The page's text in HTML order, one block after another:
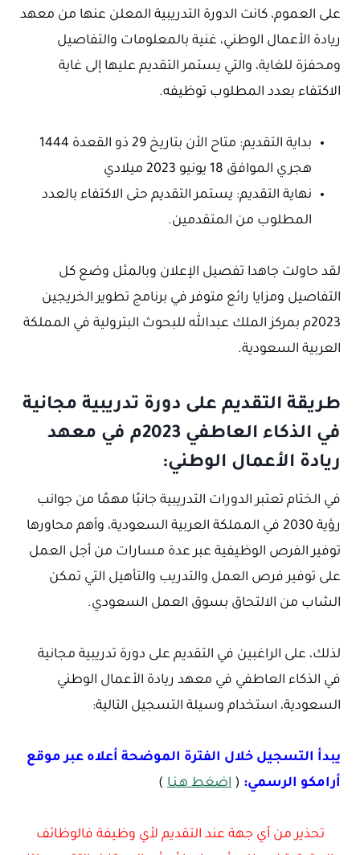
على العموم، كانت الدورة التدريبية المعلن عنها من معهد
ريادة الأعمال الوطني، غنية بالمعلومات والتفاصيل
ومحفزة للغاية، والتي يستمر التقديم عليها إلى غاية
الاكتفاء بعدد المطلوب توظيفه.
بداية التقديم: متاح الأن بتاريخ 29 ذو القعدة 1444
هجري الموافق 18 يونيو 2023 ميلادي
نهاية التقديم: يستمر التقديم حتى الاكتفاء بالعدد
المطلوب من المتقدمين.
لقد حاولت جاهدا تفصيل الإعلان وبالمثل وضع كل
التفاصيل ومزايا رائع متوفر في برنامج تطوير الخريجين
2023م بمركز الملك عبدالله للبحوث البترولية في المملكة
العربية السعودية.
طريقة التقديم على دورة تدريبية مجانية
في الذكاء العاطفي 2023م في معهد
ريادة الأعمال الوطني:
في الختام تعتبر الدورات التدريبية جانبًا مهمًا من جوانب
رؤية 2030 في المملكة العربية السعودية، وأهم محاورها
توفير الفرص الوظيفية عبر عدة مسارات من أجل العمل
على توفير فرص العمل والتدريب والتأهيل التي تمكن
الشاب من الالتحاق بسوق العمل السعودي.
لذلك، على الراغبين في التقديم على دورة تدريبية مجانية
في الذكاء العاطفي في معهد ريادة الأعمال الوطني
السعودية، استخدام وسيلة التسجيل التالية:
يبدأ التسجيل خلال الفترة الموضحة أعلاه عبر موقع
أرامكو الرسمي: ( اضغط هـنـا )
تحذير من أي جهة عند التقديم لأي وظيفة فالوظائف